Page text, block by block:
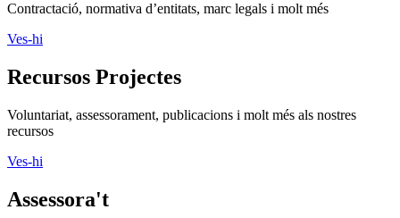
Contractació, normativa d’entitats, marc legals i molt més
Ves-hi
Recursos Projectes
recursos
Ves-hi